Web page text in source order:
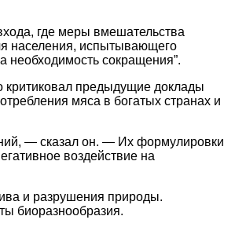
где меры вмешательства
населения, испытывающего
необходимость сокращения”.
критиковал предыдущие доклады
мяса в богатых странах и
— сказал он. — Их формулировки
воздействие на
и разрушения природы.
биоразнообразия.